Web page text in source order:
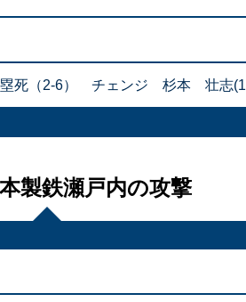
塁死（2-6） チェンジ 杉本 壮志
製鉄瀬戸内の攻撃